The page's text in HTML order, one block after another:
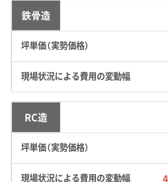
進め方や費用が大きく変わりま
地形の特徴：北部の三好ヶ丘
地を切り開いて整備された場
谷を埋めて造られた「大規模
しており、地震時の地盤リス
です。一方で、市役所のあ
とできた昔ながらの集落が
す。
鉄骨造
RC造